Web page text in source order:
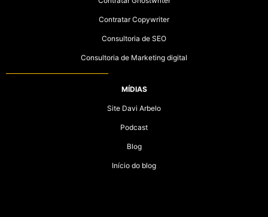
Contratar Copywriter
Consultoria de SEO
Consultoria de Marketing digital
MÍDIAS
Site Davi Arbelo
Podcast
Blog
Início do blog